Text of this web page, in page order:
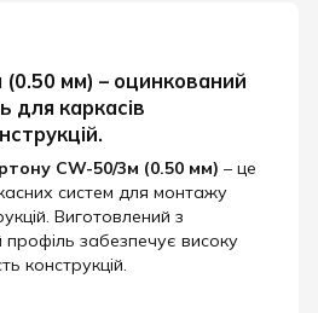
мм) – оцинкований
для каркасів
CW-50/3м (0.50 мм) – це
систем для монтажу
Виготовлений з
профіль забезпечує високу
конструкцій.​